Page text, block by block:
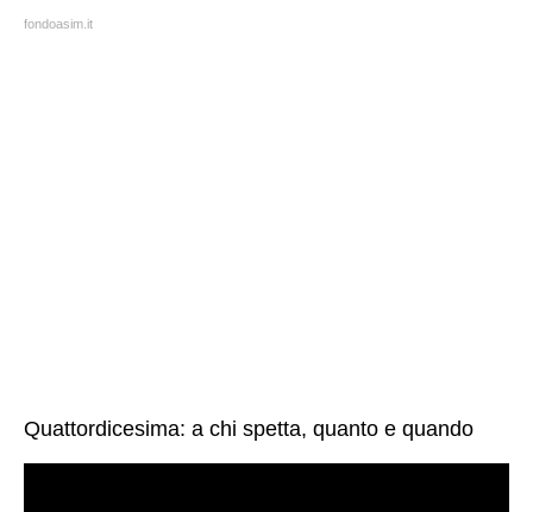
fondoasim.it
Quattordicesima: a chi spetta, quanto e quando